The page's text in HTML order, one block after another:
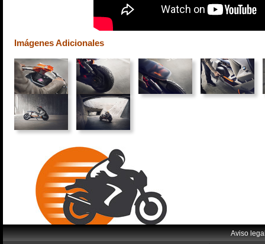
Imágenes Adicionales
Aviso